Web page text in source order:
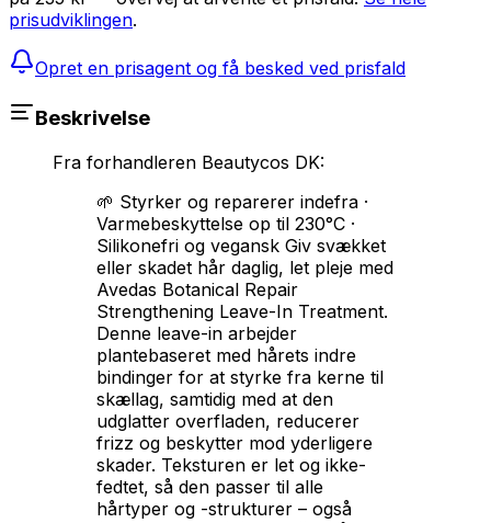
prisudviklingen.
Opret en prisagent og få besked ved prisfald
Beskrivelse
Fra forhandleren Beautycos DK:
🌱 Styrker og reparerer indefra ·
Varmebeskyttelse op til 230°C ·
Silikonefri og vegansk Giv svækket
eller skadet hår daglig, let pleje med
Avedas Botanical Repair
Strengthening Leave-In Treatment.
Denne leave-in arbejder
plantebaseret med hårets indre
bindinger for at styrke fra kerne til
skællag, samtidig med at den
udglatter overfladen, reducerer
frizz og beskytter mod yderligere
skader. Teksturen er let og ikke-
fedtet, så den passer til alle
hårtyper og -strukturer – også